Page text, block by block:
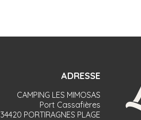
ADRESSE
CAMPING LES MIMOSAS
Port Cassafières
34420 PORTIRAGNES PLAGE